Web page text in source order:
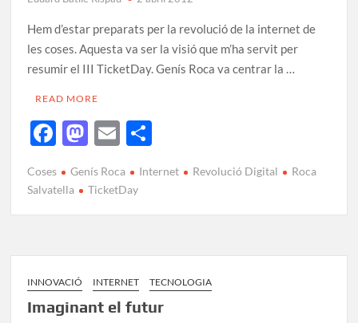
Hem d’estar preparats per la revolució de la internet de
les coses. Aquesta va ser la visió que m’ha servit per
resumir el III TicketDay. Genís Roca va centrar la …
READ MORE
F
e
b
o
k
M
to
d
n
E
ail m
p
te
ix
Coses Genís Roca Internet Revolució Digital
Roca
Salvatella
TicketDay
INNOVACIÓ INTERNET TECNOLOGIA
Imaginant el futur